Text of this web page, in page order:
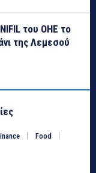
του ΟΗΕ το
της Λεμεσού
Food